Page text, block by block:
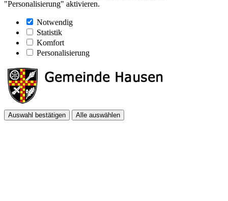
"Personalisierung" aktivieren.
Notwendig
Statistik
Komfort
Personalisierung
Auswahl bestätigen Alle auswählen